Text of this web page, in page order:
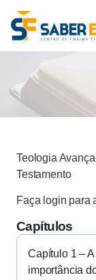
Teologia
Testamento
Faça login para
Capítulos
Capítulo 1 – A
importância